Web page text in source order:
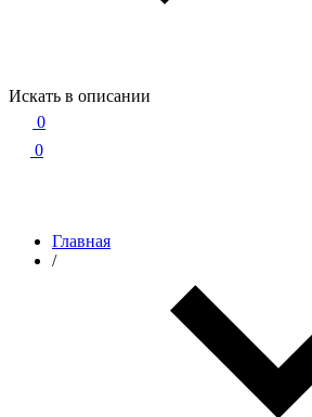
Искать в описании
0
0
Главная
/